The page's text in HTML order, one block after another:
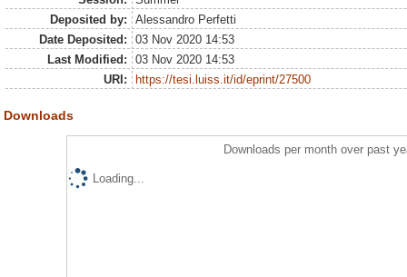
Deposited by:
Alessandro Perfetti
Date Deposited:
03 Nov 2020 14:53
Last Modified:
03 Nov 2020 14:53
URI:
https://tesi.luiss.it/id/eprint/27500
Downloads
Downloads per month over past
Loading...